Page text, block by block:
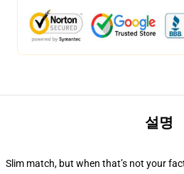
설명
Slim match, but when that’s not your